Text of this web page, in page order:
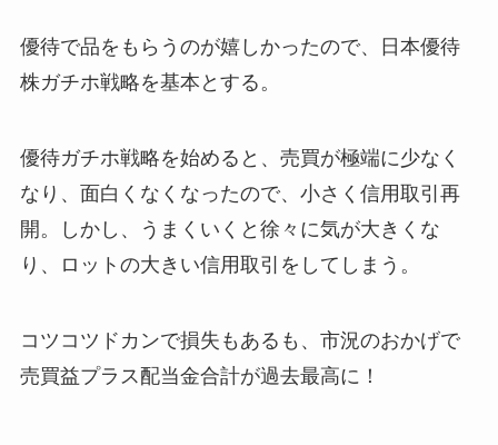
優待で品をもらうのが嬉しかったので、日本優待
株ガチホ戦略を基本とする。
優待ガチホ戦略を始めると、売買が極端に少なく
なり、面白くなくなったので、小さく信用取引再
開。しかし、うまくいくと徐々に気が大きくな
り、ロットの大きい信用取引をしてしまう。
コツコツドカンで損失もあるも、市況のおかげで
売買益プラス配当金合計が過去最高に！